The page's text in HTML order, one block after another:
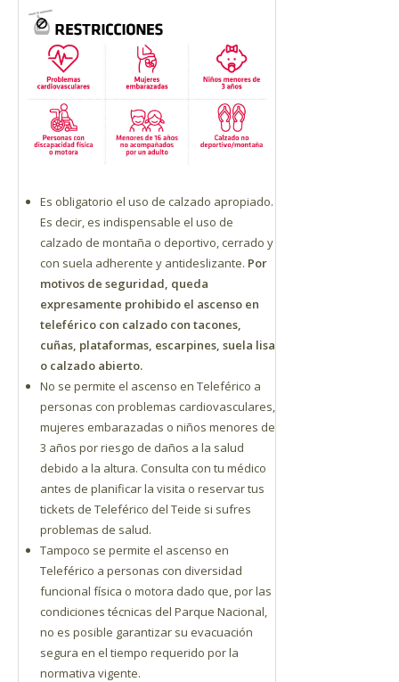
Es obligatorio el uso de calzado apropiado.
Es decir, es indispensable el uso de
calzado de montaña o deportivo, cerrado y
con suela adherente y antideslizante. Por
motivos de seguridad, queda
expresamente prohibido el ascenso en
teleférico con calzado con tacones,
cuñas, plataformas, escarpines, suela lisa
o calzado abierto.
No se permite el ascenso en Teleférico a
personas con problemas cardiovasculares,
mujeres embarazadas o niños menores de
3 años por riesgo de daños a la salud
debido a la altura. Consulta con tu médico
antes de planificar la visita o reservar tus
tickets de Teleférico del Teide si sufres
problemas de salud.
Tampoco se permite el ascenso en
Teleférico a personas con diversidad
funcional física o motora dado que, por las
condiciones técnicas del Parque Nacional,
no es posible garantizar su evacuación
segura en el tiempo requerido por la
normativa vigente.